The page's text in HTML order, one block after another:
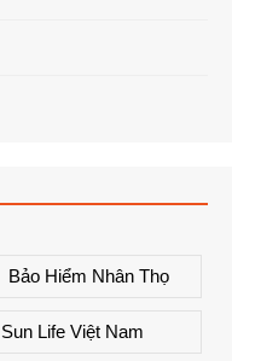
Bảo Hiểm Nhân Thọ
Life Việt Nam